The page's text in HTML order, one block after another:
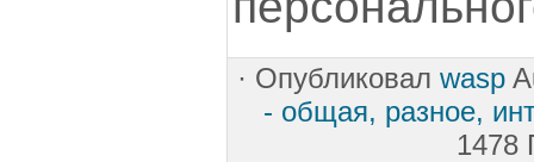
· Опубликовал wasp
- общая, разное,
1478